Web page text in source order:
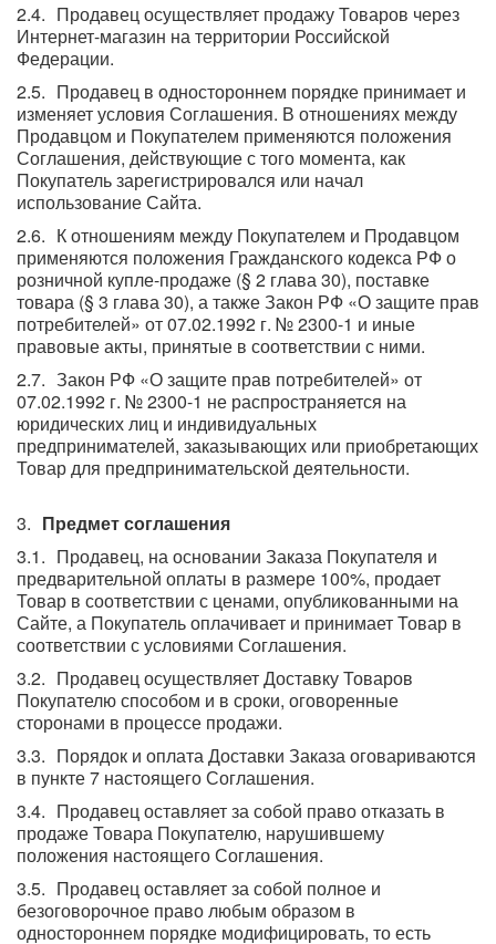
Продавец осуществляет продажу Товаров через
Интернет-магазин на территории Российской
Федерации.
Продавец в одностороннем порядке принимает и
изменяет условия Соглашения. В отношениях между
Продавцом и Покупателем применяются положения
Соглашения, действующие с того момента, как
Покупатель зарегистрировался или начал
использование Сайта.
К отношениям между Покупателем и Продавцом
применяются положения Гражданского кодекса РФ о
розничной купле-продаже (§ 2 глава 30), поставке
товара (§ 3 глава 30), а также Закон РФ «О защите прав
потребителей» от 07.02.1992 г. № 2300-1 и иные
правовые акты, принятые в соответствии с ними.
Закон РФ «О защите прав потребителей» от
07.02.1992 г. № 2300-1 не распространяется на
юридических лиц и индивидуальных
предпринимателей, заказывающих или приобретающих
Товар для предпринимательской деятельности.
Предмет соглашения
Продавец, на основании Заказа Покупателя и
предварительной оплаты в размере 100%, продает
Товар в соответствии с ценами, опубликованными на
Сайте, а Покупатель оплачивает и принимает Товар в
соответствии с условиями Соглашения.
Продавец осуществляет Доставку Товаров
Покупателю способом и в сроки, оговоренные
сторонами в процессе продажи.
Порядок и оплата Доставки Заказа оговариваются
в пункте 7 настоящего Соглашения.
Продавец оставляет за собой право отказать в
продаже Товара Покупателю, нарушившему
положения настоящего Соглашения.
Продавец оставляет за собой полное и
безоговорочное право любым образом в
одностороннем порядке модифицировать, то есть